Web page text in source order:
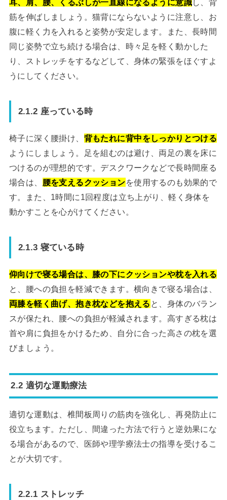
耳、肩、腰、くるぶしが一直線になるように意識し、背
筋を伸ばしましょう。猫背にならないように注意し、お
腹に軽く力を入れると姿勢が安定します。また、長時間
同じ姿勢で立ち続ける場合は、時々足を軽く動かした
り、ストレッチをするなどして、身体の緊張をほぐすよ
うにしてください。
2.1.2 座っている時
椅子に深く腰掛け、 背もたれに背中をしっかりとつける
ようにしましょう。足を組むのは避け、両足の裏を床に
つけるのが理想的です。デスクワークなどで長時間座る
場合は、 腰を支えるクッションを使用するのも効果的で
す。また、1時間に1回程度は立ち上がり、軽く身体を
動かすことを心がけてください。
2.1.3 寝ている時
仰向けで寝る場合は、膝の下にクッションや枕を入れる
と、腰への負担を軽減できます。横向きで寝る場合は、
両膝を軽く曲げ、抱き枕などを抱える と、身体のバラン
スが保たれ、腰への負担が軽減されます。高すぎる枕は
首や肩に負担をかけるため、自分に合った高さの枕を選
びましょう。
2.2 適切な運動療法
適切な運動は、椎間板周りの筋肉を強化し、再発防止に
役立ちます。ただし、間違った方法で行うと逆効果にな
る場合があるので、医師や理学療法士の指導を受けるこ
とが大切です。
2.2.1 ストレッチ